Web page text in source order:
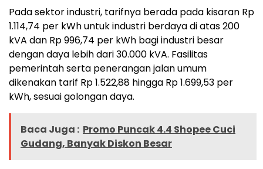
Pada sektor industri, tarifnya berada pada kisaran Rp
1.114,74 per kWh untuk industri berdaya di atas 200
kVA dan Rp 996,74 per kWh bagi industri besar
dengan daya lebih dari 30.000 kVA. Fasilitas
pemerintah serta penerangan jalan umum
dikenakan tarif Rp 1.522,88 hingga Rp 1.699,53 per
kWh, sesuai golongan daya.
Baca Juga : Promo Puncak 4.4 Shopee Cuci
Gudang, Banyak Diskon Besar